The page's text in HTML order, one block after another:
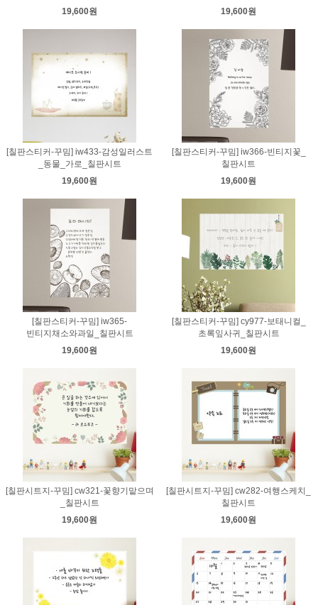
19,600원
19,600원
[칠판스티커-꾸밈] iw433-감성일러스트
_동물_가로_칠판시트
19,600원
[칠판스티커-꾸밈] iw366-빈티지꽃_
칠판시트
19,600원
[칠판스티커-꾸밈] iw365-
빈티지채소와과일_칠판시트
19,600원
[칠판스티커-꾸밈] cy977-보태니컬_
초록잎사귀_칠판시트
19,600원
[칠판시트지-꾸밈] cw321-꽃향기맡으며
_칠판시트
19,600원
[칠판시트지-꾸밈] cw282-여행스케치_
칠판시트
19,600원